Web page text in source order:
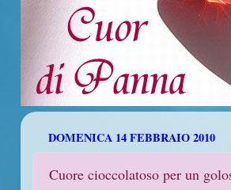
DOMENICA 14 FEBBRAIO 2010
Cuore cioccolatoso per un